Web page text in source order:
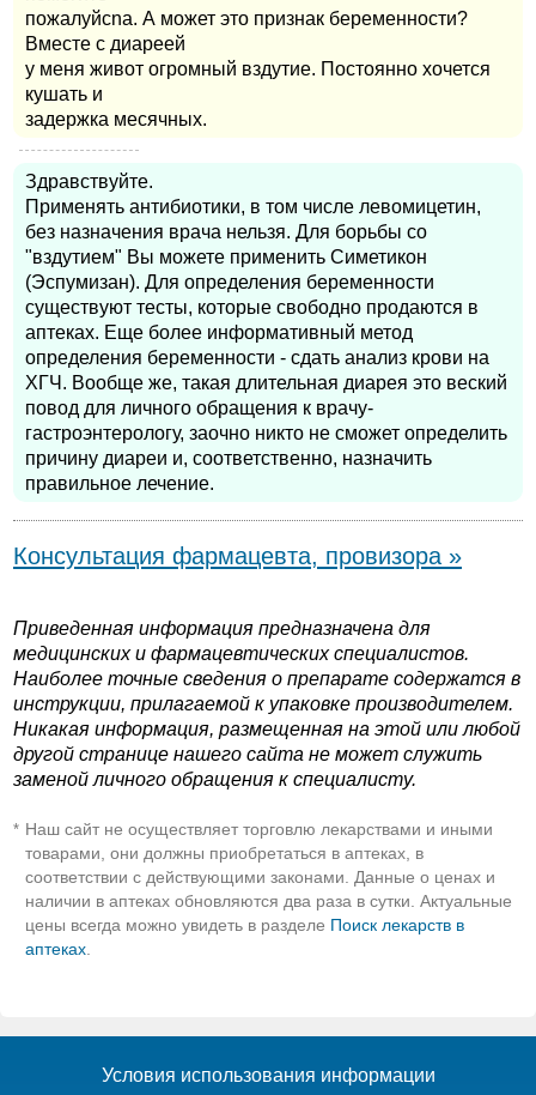
пожалуйсnа. А может это признак беременности?
Вместе с диареей
у меня живот огромный вздутие. Постоянно хочется
кушать и
задержка месячных.
Здравствуйте.
Применять антибиотики, в том числе левомицетин,
без назначения врача нельзя. Для борьбы со
"вздутием" Вы можете применить Симетикон
(Эспумизан). Для определения беременности
существуют тесты, которые свободно продаются в
аптеках. Еще более информативный метод
определения беременности - сдать анализ крови на
ХГЧ. Вообще же, такая длительная диарея это веский
повод для личного обращения к врачу-
гастроэнтерологу, заочно никто не сможет определить
причину диареи и, соответственно, назначить
правильное лечение.
Консультация фармацевта, провизора »
Приведенная информация предназначена для
медицинских и фармацевтических специалистов.
Наиболее точные сведения о препарате содержатся в
инструкции, прилагаемой к упаковке производителем.
Никакая информация, размещенная на этой или любой
другой странице нашего сайта не может служить
заменой личного обращения к специалисту.
* Наш сайт не осуществляет торговлю лекарствами и иными
товарами, они должны приобретаться в аптеках, в
соответствии с действующими законами. Данные о ценах и
наличии в аптеках обновляются два раза в сутки. Актуальные
цены всегда можно увидеть в разделе Поиск лекарств в
аптеках
Условия использования информации